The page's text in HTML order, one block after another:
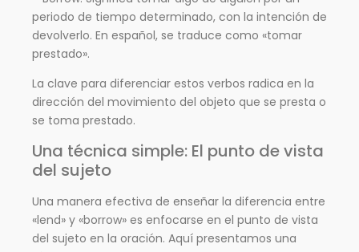
periodo de tiempo determinado, con la intención de
devolverlo. En español, se traduce como «tomar
prestado».
La clave para diferenciar estos verbos radica en la
dirección del movimiento del objeto que se presta o
se toma prestado.
Una técnica simple: El punto de vista
del sujeto
Una manera efectiva de enseñar la diferencia entre
«lend» y «borrow» es enfocarse en el punto de vista
del sujeto en la oración. Aquí presentamos una